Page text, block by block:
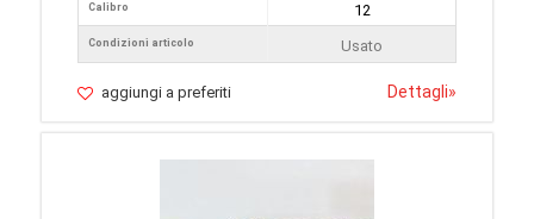
Calibro
Condizioni articolo
12
Usato
aggiungi a preferiti Dettagli»